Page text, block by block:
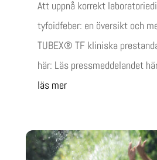
Att uppnå korrekt
tyfoidfeber: en översikt och
TUBEX® TF kliniska
här: Läs pressmeddelandet
läs mer